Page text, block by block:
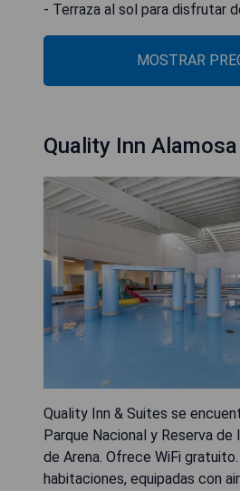
- Terraza al sol para disfrutar
MOSTRAR
Quality Inn Alamosa
Quality Inn & Suites se
Parque Nacional y Reserva de
de Arena. Ofrece WiFi
habitaciones, equipadas con